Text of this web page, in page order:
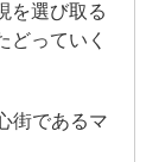
を選び取る
どっていく
街であるマ